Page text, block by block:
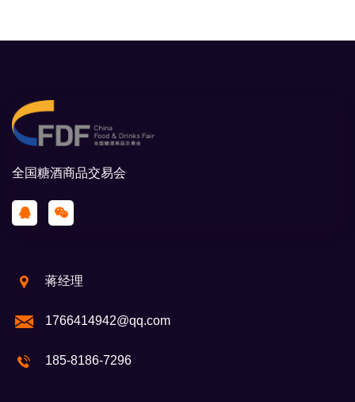
全国糖酒商品交易会
蒋经理
1766414942@qq.com
185-8186-7296